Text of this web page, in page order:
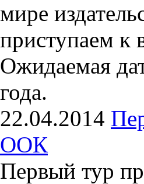
мире
приступаем к
Ожидаемая
года.
22.04.2014
ООК
Первый тур